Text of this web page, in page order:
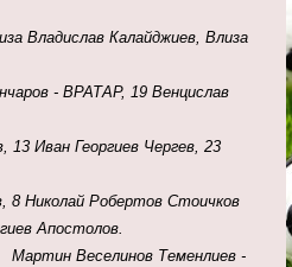
Владислав Калайджиев, Влиза
- ВРАТАР, 19 Венцислав
Иван Георгиев Чергев, 23
8 Николай Робертов Стоичков
Апостолов.
Мартин Веселинов Теменлиев -